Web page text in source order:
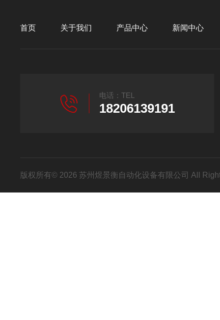
首页 关于我们 产品中心 新闻中心
电话：TEL
18206139191
版权所有© 2026 苏州煜景衡自动化设备有限公司 All